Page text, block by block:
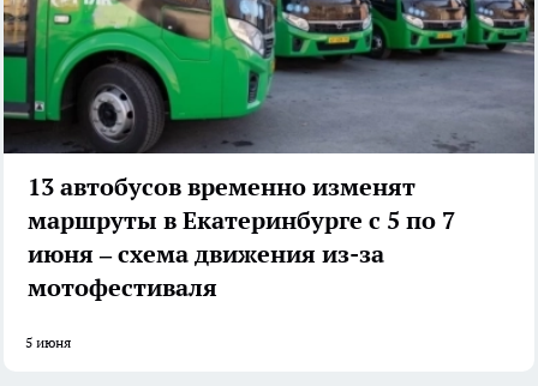
13 автобусов временно изменят
маршруты в Екатеринбурге с 5 по 7
июня – схема движения из-за
мотофестиваля
5 июня